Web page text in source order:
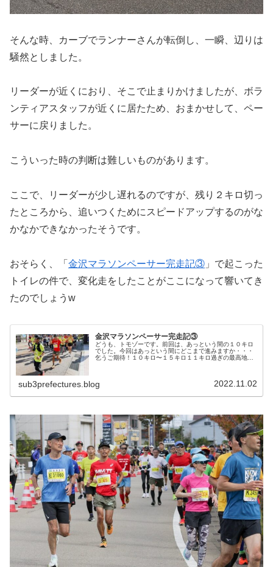
そんな時、カーブでランナーさんが転倒し、一瞬、辺りは
騒然としました。
リーダーが近くにおり、そこで止まりかけましたが、ボラ
ンティアスタッフが近くに居たため、おまかせして、ペー
サーに戻りました。
こういった時の判断は難しいものがあります。
ここで、リーダーが少し遅れるのですが、残り２キロ切っ
たところから、追いつくためにスピードアップするのがな
かなかできなかったそうです。
おそらく、「 金沢マラソンペーサー完走記③ 」で起こった
トイレの件で、変化走をしたことがここになって響いてき
たのでしょうw
金沢マラソンペーサー完走記③
どうも、トモゾーです。前回は、あっという間の１０キロ
でした。今回はあっという間にどこまで進みますか・・・
乞うご期待！１０キロ〜１５キロ１１キロ過ぎの最高地点
sub3prefectures.blog 2022.11.02